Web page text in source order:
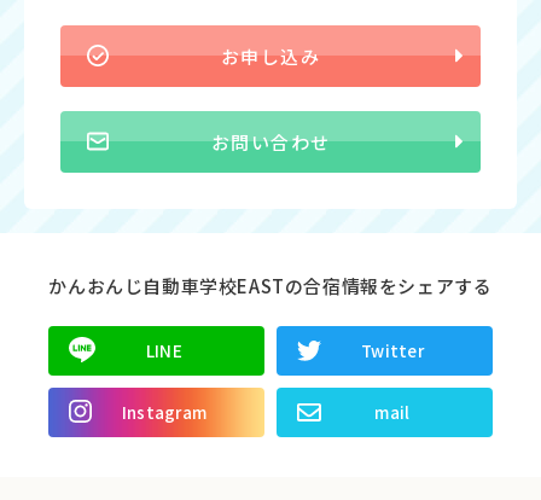
お申し込み
お問い合わせ
かんおんじ自動車学校EASTの合宿情報をシェアする
LINE Twitter
Instagram mail